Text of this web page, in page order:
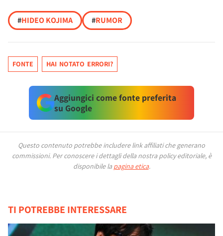
#HIDEO KOJIMA #RUMOR
FONTE HAI NOTATO ERRORI?
Aggiungici come fonte preferita
su Google
Questo contenuto potrebbe includere link affiliati che generano
commissioni. Per conoscere i dettagli della nostra policy editoriale, è
disponibile la pagina etica.
TI POTREBBE INTERESSARE